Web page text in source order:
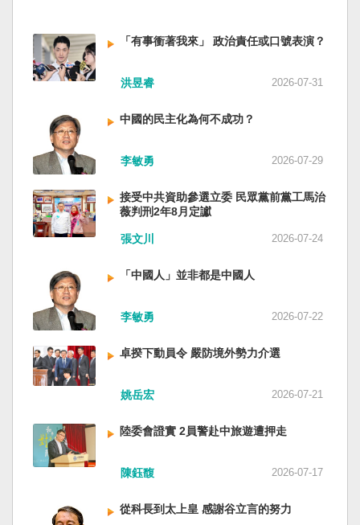
「有事衝著我來」 政治責任或口號表演？
洪昱睿 2026-07-31
中國的民主化為何不成功？
李敏勇 2026-07-29
接受中共資助參選立委 民眾黨前黨工馬治
薇判刑2年8月定讞
張文川 2026-07-24
「中國人」並非都是中國人
李敏勇 2026-07-22
卓揆下動員令 嚴防境外勢力介選
姚岳宏 2026-07-21
陸委會證實 2員警赴中旅遊遭押走
陳鈺馥 2026-07-17
從科長到太上皇 感謝谷立言的努力